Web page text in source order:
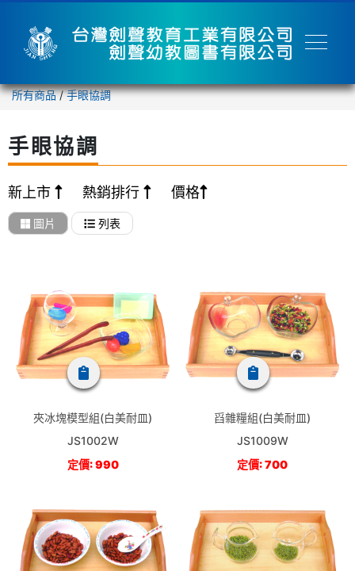
所有商品/手眼協調
手眼協調
新上市 熱銷排行 價格
圖片 列表
夾冰塊模型組(白美耐皿)
JS1002W
定價: 990
舀雜糧組(白美耐皿)
JS1009W
定價: 700